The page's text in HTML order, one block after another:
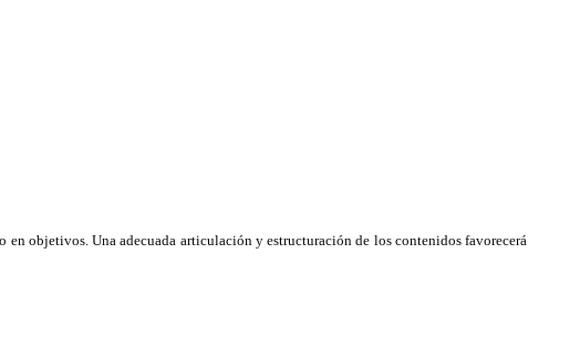
objetivos. Una adecuada articulación y estructuración de los contenidos favorecerá